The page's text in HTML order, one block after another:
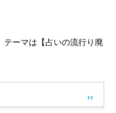
テーマは【占いの流行り廃